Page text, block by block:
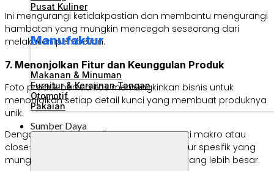
Pusat Kuliner
Manufaktur
Makanan & Minuman
Furnitur & Kerajinan Tangan
Otomotif
Pakaian
Sumber Daya
Ini mengurangi ketidakpastian dan membantu mengurangi
hambatan yang mungkin mencegah seseorang dari
melakukan pembelian.
7. Menonjolkan Fitur dan Keunggulan Produk
Foto produk berkualitas memungkinkan bisnis untuk
menonjolkan setiap detail kunci yang membuat produknya
unik.
Dengan teknik fotografi yang tepat, seperti makro atau
close-up shots, kamu dapat menyoroti fitur spesifik yang
mungkin tidak terlihat dalam gambaran yang lebih besar.